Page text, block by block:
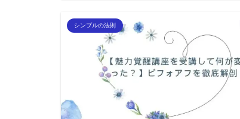
シンプルの法則